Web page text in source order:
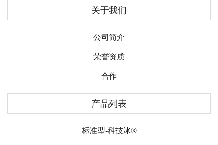
关于我们
公司简介
荣誉资质
合作
产品列表
标准型-科技冰®